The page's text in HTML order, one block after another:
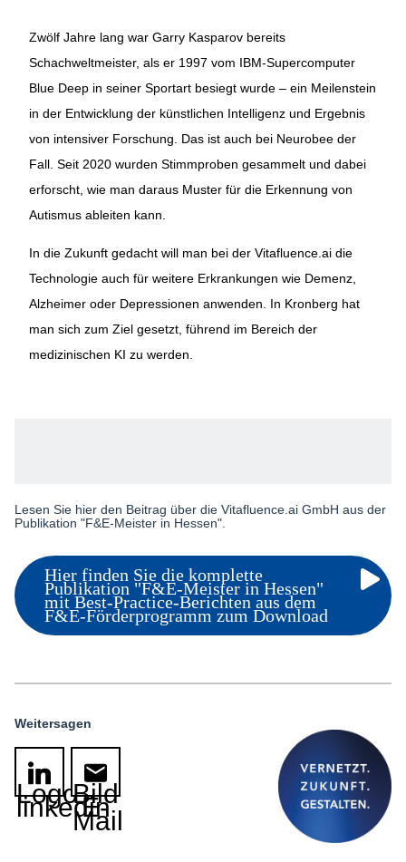
Zwölf Jahre lang war Garry Kasparov bereits
Schachweltmeister, als er 1997 vom IBM-Supercomputer
Blue Deep in seiner Sportart besiegt wurde – ein Meilenstein
in der Entwicklung der künstlichen Intelligenz und Ergebnis
von intensiver Forschung. Das ist auch bei Neurobee der
Fall. Seit 2020 wurden Stimmproben gesammelt und dabei
erforscht, wie man daraus Muster für die Erkennung von
Autismus ableiten kann.
In die Zukunft gedacht will man bei der Vitafluence.ai die
Technologie auch für weitere Erkrankungen wie Demenz,
Alzheimer oder Depressionen anwenden. In Kronberg hat
man sich zum Ziel gesetzt, führend im Bereich der
medizinischen KI zu werden.
Lesen Sie hier den Beitrag über die Vitafluence.ai GmbH aus der
Publikation "F&E-Meister in Hessen".
Hier finden Sie die komplette
Publikation "F&E-Meister in Hessen"
mit Best-Practice-Berichten aus dem
F&E-Förderprogramm zum Download
Weitersagen
Logo
linkedin
Bild
E-
Mail